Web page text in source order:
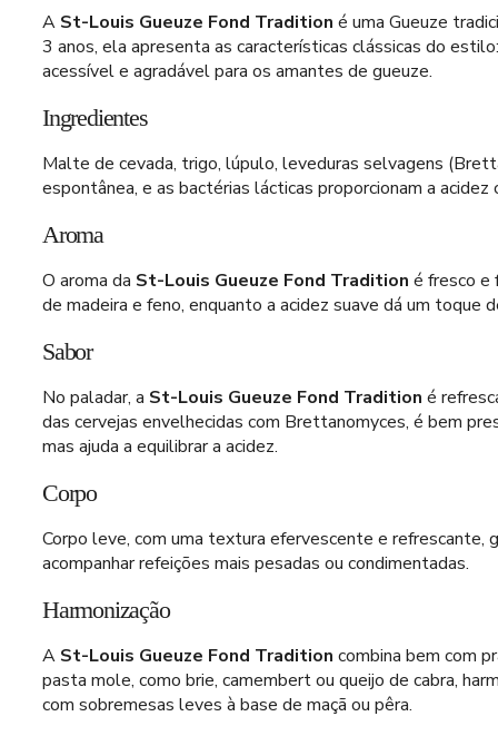
A St-Louis Gueuze Fond Tradition é uma Gueuze
3 anos, ela apresenta as características clássicas do
acessível e agradável para os amantes de gueuze.
Ingredientes
Malte de cevada, trigo, lúpulo, leveduras selvagens
espontânea, e as bactérias lácticas proporcionam a
Aroma
O aroma da St-Louis Gueuze Fond Tradition é fresco e
de madeira e feno, enquanto a acidez suave dá um
Sabor
No paladar, a St-Louis Gueuze Fond Tradition é
das cervejas envelhecidas com Brettanomyces, é bem
mas ajuda a equilibrar a acidez.
Corpo
Corpo leve, com uma textura efervescente e refrescante,
acompanhar refeições mais pesadas ou condimentadas.
Harmonização
A St-Louis Gueuze Fond Tradition combina bem com
pasta mole, como brie, camembert ou queijo de cabra,
com sobremesas leves à base de maçã ou pêra.